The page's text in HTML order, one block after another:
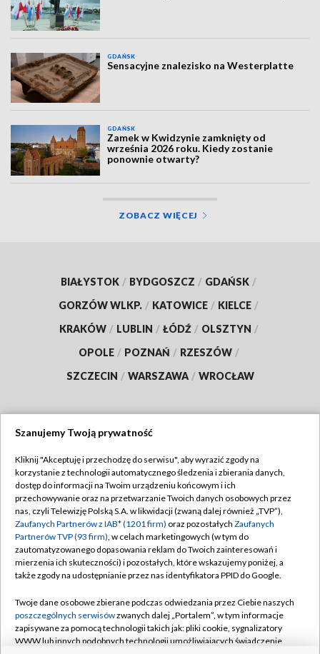
GDAŃSK
Sensacyjne znalezisko na Westerplatte
GDAŃSK
Zamek w Kwidzynie zamknięty od
września 2026 roku. Kiedy zostanie
ponownie otwarty?
ZOBACZ WIĘCEJ
BIAŁYSTOK / BYDGOSZCZ / GDAŃSK /
GORZÓW WLKP. / KATOWICE / KIELCE /
KRAKÓW / LUBLIN / ŁÓDŹ / OLSZTYN /
OPOLE / POZNAŃ / RZESZÓW /
SZCZECIN / WARSZAWA / WROCŁAW
TVP
Abonament TVP
Emisja w TVP
Centrum informacji TVP
Naziemna Telewizja Cyfrowa
Rada Programowa
System NOS
Regulamin TVP
Polityka prywatności
Moje zgody
Pomoc
Kontakt
Szanujemy Twoją prywatność
Kliknij "Akceptuję i przechodzę do serwisu", aby wyrazić zgody na
korzystanie z technologii automatycznego śledzenia i zbierania danych,
dostęp do informacji na Twoim urządzeniu końcowym i ich
przechowywanie oraz na przetwarzanie Twoich danych osobowych przez
nas, czyli Telewizję Polską S.A. w likwidacji (zwaną dalej również „TVP”),
Zaufanych Partnerów z IAB* (1201 firm) oraz pozostałych Zaufanych
Partnerów TVP (93 firm), w celach marketingowych (w tym do
zautomatyzowanego dopasowania reklam do Twoich zainteresowań i
mierzenia ich skuteczności) i pozostałych, które wskazujemy poniżej, a
także zgody na udostępnianie przez nas identyfikatora PPID do Google.
Twoje dane osobowe zbierane podczas odwiedzania przez Ciebie naszych
poszczególnych serwisówzwanych dalej „Portalem”, w tym informacje
zapisywane za pomocą technologii takich jak: pliki cookie, sygnalizatory
WWW lub innych podobnych technologii umożliwiających świadczenie